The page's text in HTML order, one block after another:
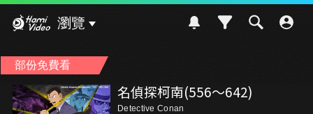
瀏覽
部份免費看
名偵探柯南(556～642)
Detective Conan